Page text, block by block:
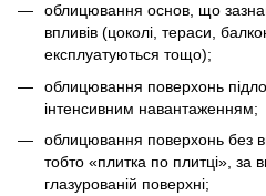
облицювання основ, що
впливів (цоколі, тераси,
експлуатуються тощо);
облицювання поверхонь
інтенсивним навантаженням;
облицювання поверхонь без
тобто «плитка по плитці», за
глазурованій поверхні;